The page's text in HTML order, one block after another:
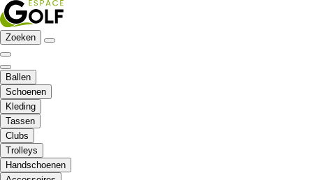
Zoeken
Ballen
Schoenen
Kleding
Tassen
Clubs
Trolleys
Handschoenen